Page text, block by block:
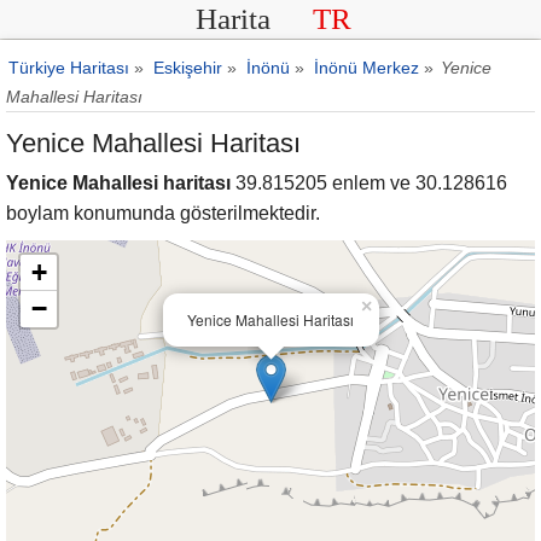
Harita TR
Türkiye Haritası » Eskişehir » İnönü » İnönü Merkez » Yenice
Mahallesi Haritası
Yenice Mahallesi Haritası
Yenice Mahallesi haritası 39.815205 enlem ve 30.128616
boylam konumunda gösterilmektedir.
Yenice Mahallesi Haritası
×
+
−